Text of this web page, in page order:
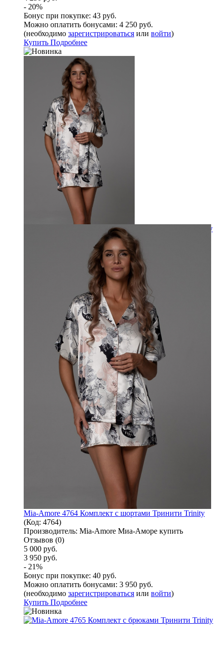
- 20%
Бонус при покупке: 43 руб.
Можно оплатить бонусами: 4 250 руб.
(необходимо зарегистрироваться или войти)
Купить Подробнее
Mia-Amore 4764 Комплект с шортами Тринити Trinity
(Код: 4764)
Производитель: Mia-Amore Миа-Аморе купить
Отзывов (0)
5 000 руб.
3 950 руб.
- 21%
Бонус при покупке: 40 руб.
Можно оплатить бонусами: 3 950 руб.
(необходимо зарегистрироваться или войти)
Купить Подробнее